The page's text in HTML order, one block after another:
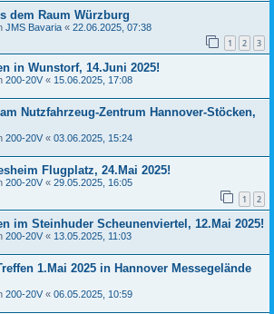
dem Raum Würzburg
JMS Bavaria « 22.06.2025, 07:38
1 2 3
in Wunstorf, 14.Juni 2025!
200-20V « 15.06.2025, 17:08
Nutzfahrzeug-Zentrum Hannover-Stöcken,
200-20V « 03.06.2025, 15:24
Flugplatz, 24.Mai 2025!
200-20V « 29.05.2025, 16:05
1 2
im Steinhuder Scheunenviertel, 12.Mai 2025!
200-20V « 13.05.2025, 11:03
1.Mai 2025 in Hannover Messegelände
200-20V « 06.05.2025, 10:59